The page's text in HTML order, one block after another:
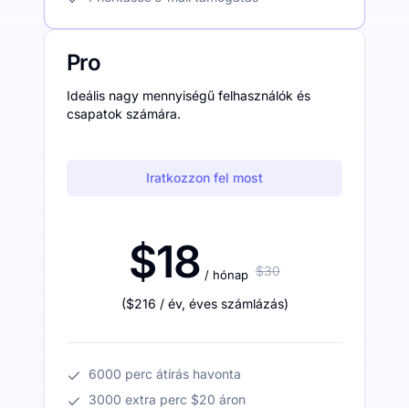
Pro
Ideális nagy mennyiségű felhasználók és
csapatok számára.
Iratkozzon fel most
$18 / hónap $30
($216 / év, éves számlázás)
6000 perc átírás havonta
3000 extra perc $20 áron